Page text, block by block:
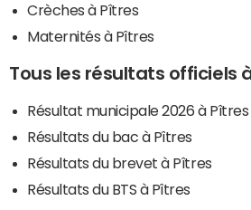
Crèches à Pîtres
Maternités à Pîtres
Tous les résultats officiels
Résultat municipale 2026 à Pîtres
Résultats du bac à Pîtres
Résultats du brevet à Pîtres
Résultats du BTS à Pîtres